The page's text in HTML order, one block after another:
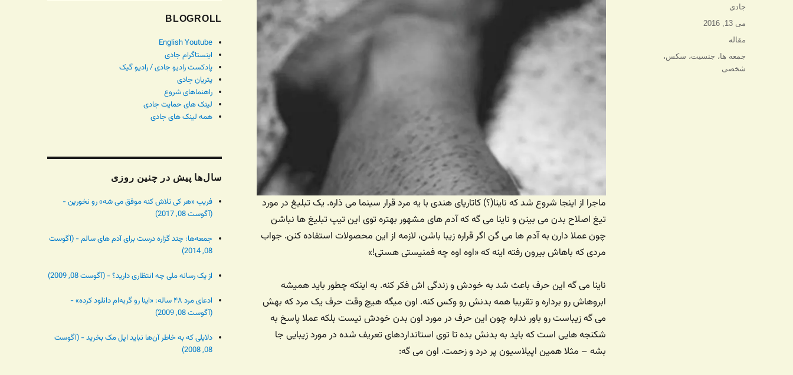
ماجرا از اینجا شروع شد که ناینا(؟) کاتاریای هندی با یه مرد قرار سینما می ذاره. یک تبلیغ در مورد
تیغ اصلاح بدن می بینن و ناینا می گه که آدم های مشهور بهتره توی این تیپ تبلیغ ها نباشن
چون عملا دارن به آدم ها می گن اگر قراره زیبا باشن، لازمه از این محصولات استفاده کنن. جواب
مردی که باهاش بیرون رفته اینه که «اوه اوه چه فمنیستی هستی!»
ناینا می گه این حرف باعث شد به خودش و زندگی اش فکر کنه. به اینکه چطور باید همیشه
ابروهاش رو برداره و تقریبا همه بدنش رو وکس کنه. اون میگه هیچ وقت حرف یک مرد که بهش
می گه زیباست رو باور نداره چون این حرف در مورد اون بدن خودش نیست بلکه عملا پاسخ به
شکنجه هایی است که باید به بدنش بده تا توی استانداردهای تعریف شده در مورد زیبایی جا
بشه – مثلا همین اپیلاسیون پر درد و زحمت. اون می گه:
نویسنده
جادی
ارسال
شده
می 13, 2016
دسته‌ها
مقاله
برچسب‌ها
جمعه ها، جنسیت، سکس،
شخصی
BLOGROLL
English Youtube
اینستاگرام جادی
پادکست رادیو جادی / رادیو گیک
پتریان جادی
راهنماهای شروع
لینک های حمایت جادی
همه لینک های جادی
سال‌ها پیش در چنین روزی
فریب «هر کی تلاش کنه موفق می شه» رو نخورین -
(آگوست 08, 2017)
جمعه‌ها: چند گزاره درست برای آدم های سالم - (آگوست
08, 2014)
از یک رسانه ملی چه انتظاری دارید؟ - (آگوست 08, 2009)
ادعای مرد ۴۸ ساله: «اینا رو گربه‌ام دانلود کرده» -
(آگوست 08, 2009)
دلایلی که به خاطر آن‌ها نباید اپل مک بخرید - (آگوست
08, 2008)